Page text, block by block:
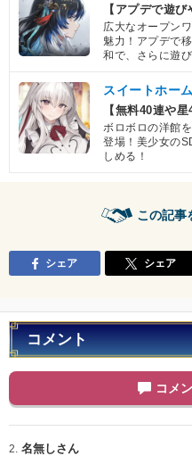
【アプデで遊び
広大なオープン
魅力！アプデで
和で、さらに遊
スイートホー
【無料40連や
ボロボロの洋館
登場！美少女の
しめる！
この記事
シェア シェア
コメント
コメ
2. 名無しさん